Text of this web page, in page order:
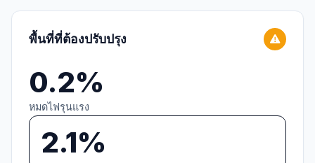
พื้นที่ที่ต้องปรับปรุง
0.2%
หมดไฟรุนแรง
2.1%